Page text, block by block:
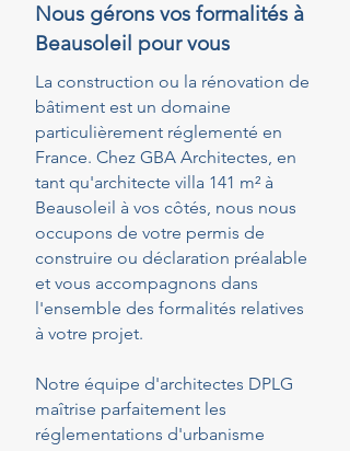
Nous gérons vos formalités à
Beausoleil pour vous
La construction ou la rénovation de
bâtiment est un domaine
particulièrement réglementé en
France. Chez GBA Architectes, en
tant qu'architecte villa 141 m² à
Beausoleil à vos côtés, nous nous
occupons de votre permis de
construire ou déclaration préalable
et vous accompagnons dans
l'ensemble des formalités relatives
à votre projet.
Notre équipe d'architectes DPLG
maîtrise parfaitement les
réglementations d'urbanisme